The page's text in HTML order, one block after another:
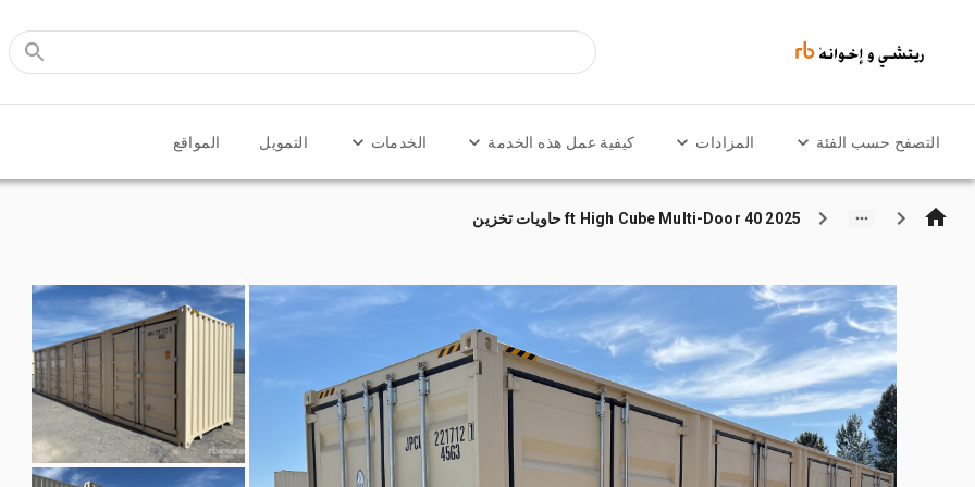
التصفح حسب الفئة المزادات كيفية عمل هذه الخدمة الخدمات التمويل المواقع
2025 40 ft High Cube Multi-Door حاويات تخزين